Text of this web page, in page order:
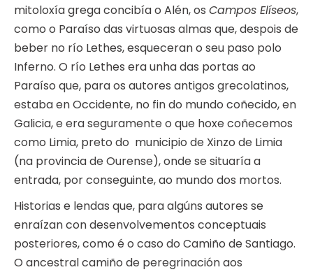
mitoloxía grega concibía o Alén, os Campos Elíseos,
como o Paraíso das virtuosas almas que, despois de
beber no río Lethes, esqueceran o seu paso polo
Inferno. O río Lethes era unha das portas ao
Paraíso que, para os autores antigos grecolatinos,
estaba en Occidente, no fin do mundo coñecido, en
Galicia, e era seguramente o que hoxe coñecemos
como Limia, preto do municipio de Xinzo de Limia
(na provincia de Ourense), onde se situaría a
entrada, por conseguinte, ao mundo dos mortos.
Historias e lendas que, para algúns autores se
enraízan con desenvolvementos conceptuais
posteriores, como é o caso do Camiño de Santiago.
O ancestral camiño de peregrinación aos